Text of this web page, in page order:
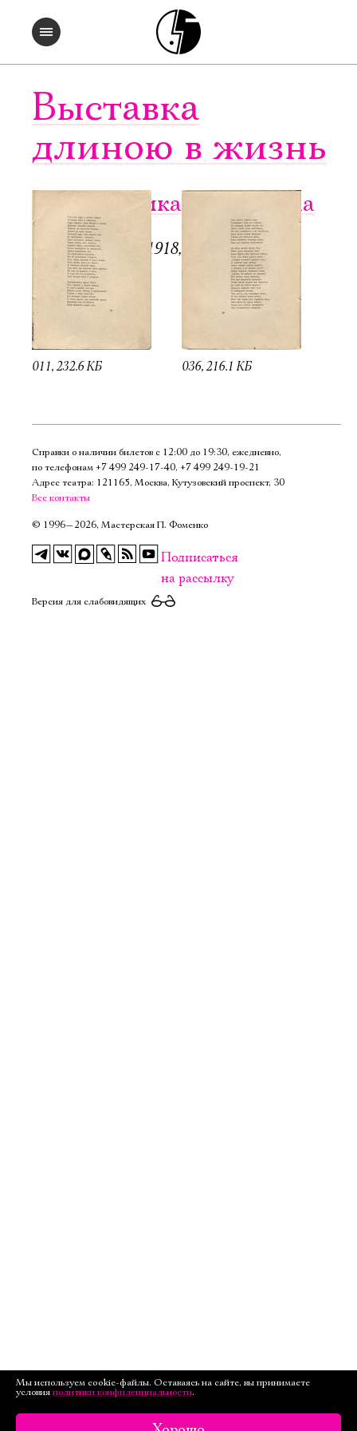
Выставка
длиною в жизнь
Мик. Африканская поэма
Пб.: Гиперборей, 1918, 48 с.
011, 232.6 КБ 036, 216.1 КБ
Справки о наличии билетов с 12:00 до 19:30, ежедневно,
по телефонам +7 499 249‑17‑40, +7 499 249‑19‑21
Адрес театра: 121165, Москва, Кутузовский проспект, 30
Все контакты
© 1996—2026, Мастерская П. Фоменко
Подписаться
на рассылку
Версия для слабовидящих
Мы используем cookie-файлы. Оставаясь на сайте, вы принимаете
условия политики конфиденциальности.